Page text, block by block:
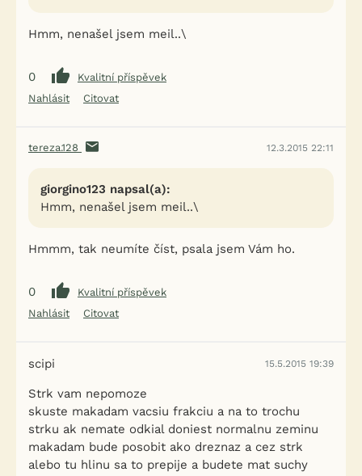
Hmm, nenašel jsem meil..\
0
Kvalitní příspěvek
Nahlásit
Citovat
tereza.128 12.3.2015 22:11
giorgino123 napsal(a):
Hmm, nenašel jsem meil..\
Hmmm, tak neumíte číst, psala jsem Vám ho.
0
Kvalitní příspěvek
Nahlásit
Citovat
scipi 15.5.2015 19:39
Strk vam nepomoze
skuste makadam vacsiu frakciu a na to trochu
strku ak nemate odkial doniest normalnu zeminu
makadam bude posobit ako dreznaz a cez strk
alebo tu hlinu sa to prepije a budete mat suchy